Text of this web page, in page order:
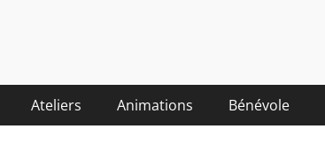
Ateliers Animations Bénévole